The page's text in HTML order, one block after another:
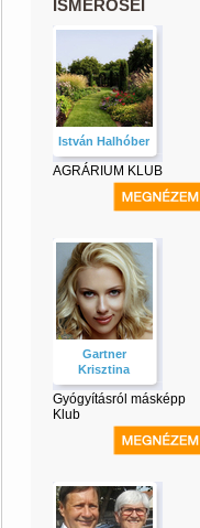
ISMERŐSEI
István Halhóber
AGRÁRIUM KLUB
Gartner
Krisztina
Gyógyításról másképp
Klub